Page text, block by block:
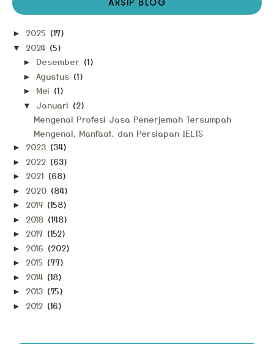
ARSIP BLOG
► 2025 (17)
▼ 2024 (5)
► Desember (1)
► Agustus (1)
► Mei (1)
▼ Januari (2)
Mengenal Profesi Jasa Penerjemah Tersumpah
Mengenal, Manfaat, dan Persiapan IELTS
► 2023 (34)
► 2022 (63)
► 2021 (68)
► 2020 (84)
► 2019 (158)
► 2018 (148)
► 2017 (152)
► 2016 (202)
► 2015 (77)
► 2014 (18)
► 2013 (75)
► 2012 (16)